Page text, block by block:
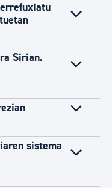
Sirian.
sistema